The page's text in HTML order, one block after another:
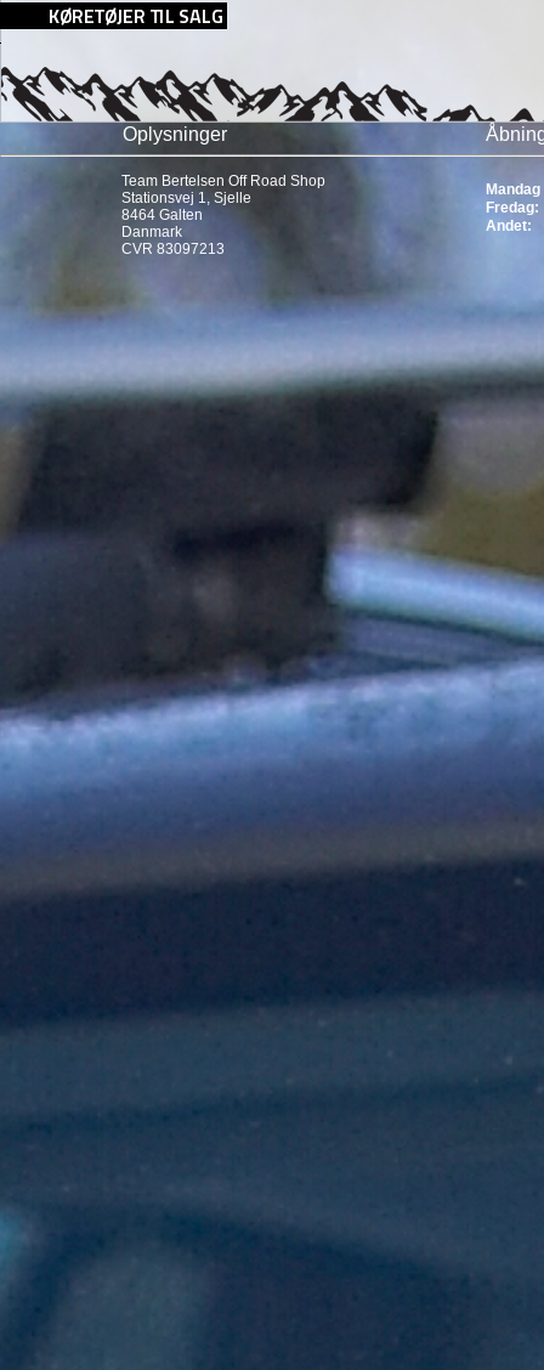
Oplysninger
Team Bertelsen Off Road Shop
Stationsvej 1, Sjelle
8464 Galten
Danmark
CVR 83097213
Fredag:
Andet: